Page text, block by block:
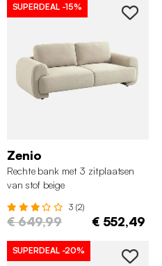
SUPERDEAL -15%
Zenio
Rechte bank met 3 zitplaatsen
van stof beige
3 (2)
€ 649,99 € 552,49
SUPERDEAL -20%